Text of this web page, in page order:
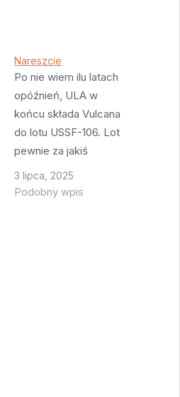
Nareszcie
Po nie wiem ilu latach
opóźnień, ULA w
końcu składa Vulcana
do lotu USSF-106. Lot
pewnie za jakiś
miesiąc bo obecnie
tyle zajmuje
3 lipca, 2025
Podobny wpis